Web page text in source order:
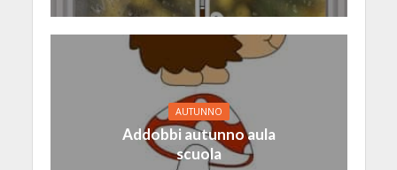
AUTUNNO
Addobbi autunno aula
scuola